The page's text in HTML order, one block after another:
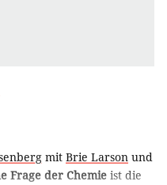
mit Brie Larson und
Frage der Chemie ist die